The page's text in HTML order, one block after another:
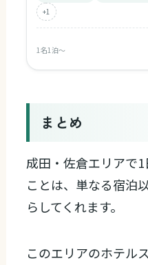
+1
1名1泊〜
まとめ
成田・佐倉エリアで
ことは、単なる宿泊
らしてくれます。
このエリアのホテル